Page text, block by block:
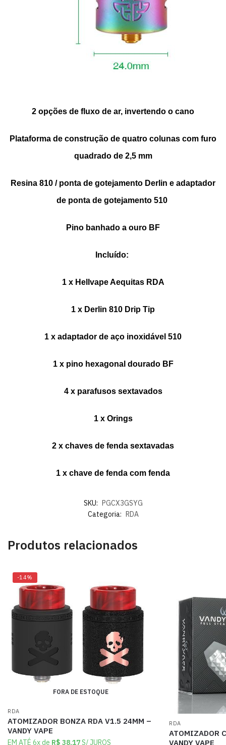
2 opções de fluxo de ar, invertendo o cano
Plataforma de construção de quatro colunas com furo
quadrado de 2,5 mm
Resina 810 / ponta de gotejamento Derlin e adaptador
de ponta de gotejamento 510
Pino banhado a ouro BF
Incluído:
1 x Hellvape Aequitas RDA
1 x Derlin 810 Drip Tip
1 x adaptador de aço inoxidável 510
1 x pino hexagonal dourado BF
4 x parafusos sextavados
1 x Orings
2 x chaves de fenda sextavadas
1 x chave de fenda com fenda
SKU: PGCX3GSYG
Categoria: RDA
Produtos relacionados
-14%
FORA DE ESTOQUE
RDA
ATOMIZADOR BONZA RDA V1.5 24MM –
VANDY VAPE
EM ATÉ 6x de R$ 38,17S/ JUROS
RDA
ATOMIZADOR
VANDY VAPE